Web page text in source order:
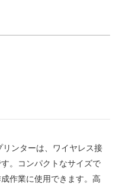
ンターは、ワイヤレス接
。コンパクトなサイズで
作業に使用できます。高